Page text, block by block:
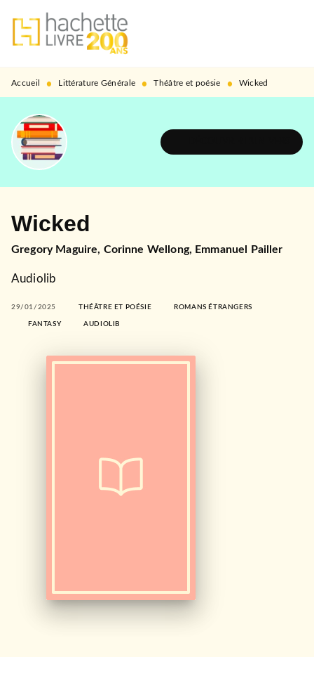
MENU RECHERCHE
PIED DE PAGE
Accueil • Littérature Générale • Théâtre et poésie • Wicked
Wicked
Gregory Maguire, Corinne Wellong, Emmanuel Pailler
Audiolib
29/01/2025 THÉÂTRE ET POÉSIE ROMANS ÉTRANGERS
FANTASY AUDIOLIB